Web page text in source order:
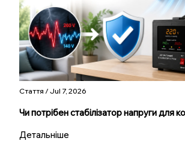
Стаття / Jul 7, 2026
Чи потрібен стабілізатор напруги для
Детальніше